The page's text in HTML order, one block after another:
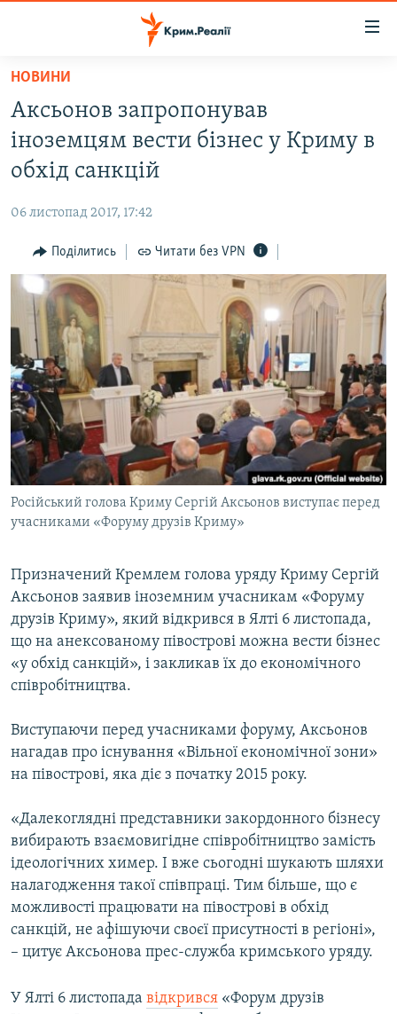
Перейти
основного
матеріалу
Перейти
до
основної
Перейти
до
пошуку
ВІДЕО ТА ФОТО
БЛОГИ
ПОГЛЯД
ІНТЕРВ'Ю
ВСЕ ЗА ДЕНЬ
СПЕЦПРОЕКТИ
ДЕПОРТАЦІЯ
ВІДЕОУРОКИ «ELIFBE»
СВІДЧЕННЯ ОКУПАЦІЇ
УКРАЇНСЬКА ПРОБЛЕМА КРИМУ
ІНФОГРАФІКА
ЯК ОБІЙТИ БЛОКУВАННЯ
Русский
Qırımtatar
ДОЛУЧАЙСЯ!
Усі сайти RFE/RL
НОВИНИ
Аксьонов запропонував
іноземцям вести бізнес у Криму в
обхід санкцій
06 листопад 2017, 17:42
Поділитись Читати без VPN
Російський голова Криму Сергій Аксьонов виступає перед
учасниками «Форуму друзів Криму»
Призначений Кремлем голова уряду Криму Сергій
Аксьонов заявив іноземним учасникам «Форуму
друзів Криму», який відкрився в Ялті 6 листопада,
що на анексованому півострові можна вести бізнес
«у обхід санкцій», і закликав їх до економічного
співробітництва.
Виступаючи перед учасниками форуму, Аксьонов
нагадав про існування «Вільної економічної зони»
на півострові, яка діє з початку 2015 року.
«Далекоглядні представники закордонного бізнесу
вибирають взаємовигідне співробітництво замість
ідеологічних химер. І вже сьогодні шукають шляхи
налагодження такої співпраці. Тим більше, що є
можливості працювати на півострові в обхід
санкцій, не афішуючи своєї присутності в регіоні»,
– цитує Аксьонова прес-служба кримського уряду.
У Ялті 6 листопада відкрився «Форум друзів